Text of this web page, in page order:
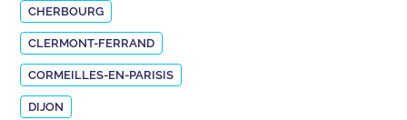
CHERBOURG
CLERMONT-FERRAND
CORMEILLES-EN-PARISIS
DIJON